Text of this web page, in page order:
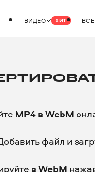
ВИДЕО ХИТ
MP4 в WebM
файл и
в WebM